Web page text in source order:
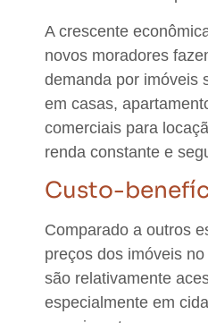
A crescente
novos moradores
demanda por imóveis
em casas,
comerciais para
renda constante e
Custo-
Comparado a outros
preços dos imóveis
são relativamente
especialmente em